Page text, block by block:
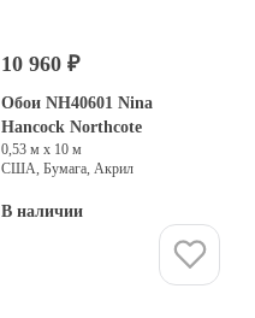
10 960 ₽
Обои NH40601 Nina
Hancock Northcote
0,53 м х 10 м
США, Бумага, Акрил
В наличии